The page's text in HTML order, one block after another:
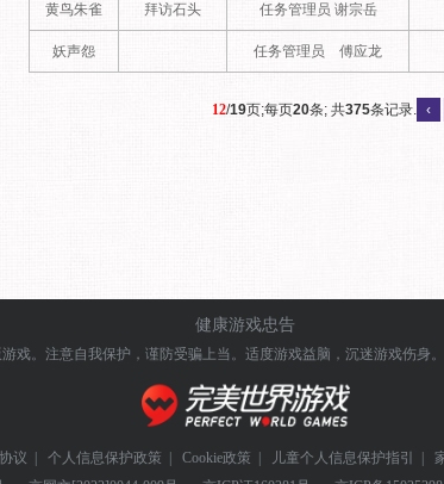
黄鸟朱雀 拜访石头 任务管理员 谢宗岳
妖声怨 任务管理员 傅应龙
12/19页;每页20条; 共375条记录. ‹
健康游戏忠告
戏。注意自我保护，谨防受骗上当。 适度游戏益脑，沉迷游戏伤身
议 | 个人信息保护政策 | Cookie政策 | 儿童个人信息保护指引 |